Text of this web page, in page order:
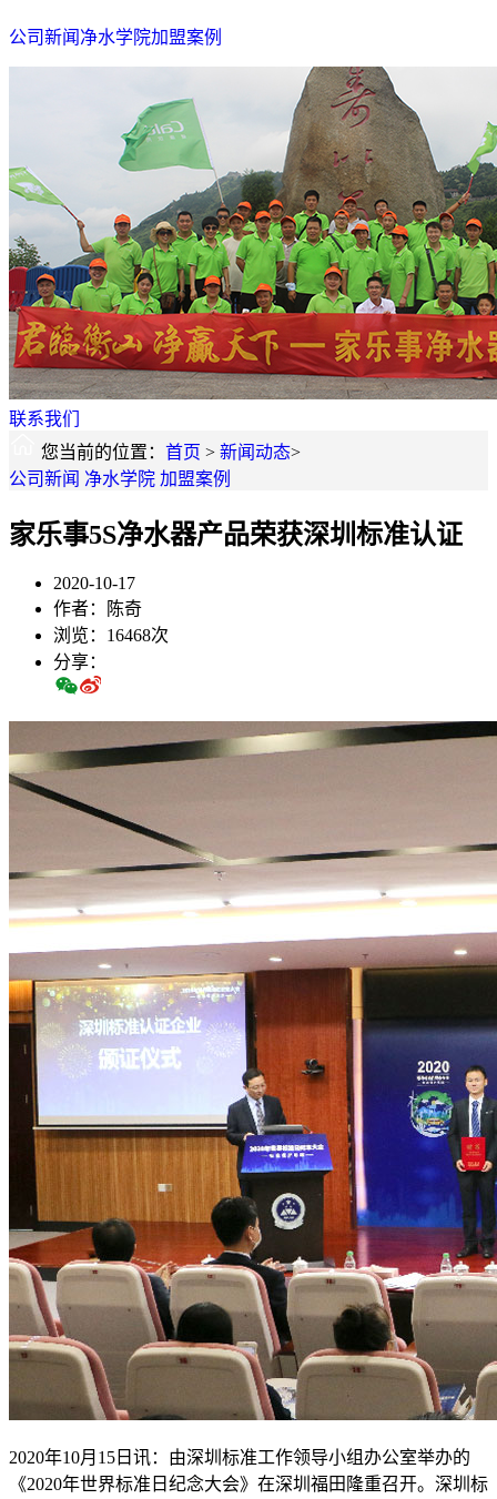
公司新闻 净水学院加盟案例
联系我们
您当前的位置： 首页 > 新闻动态>
公司新闻 净水学院 加盟案例
家乐事5S净水器产品荣获深圳标准认证
2020-10-17
作者：陈奇
浏览：16468次
分享：
2020年10月15日讯：由深圳标准工作领导小组办公室举办的
《2020年世界标准日纪念大会》在深圳福田隆重召开。深圳标